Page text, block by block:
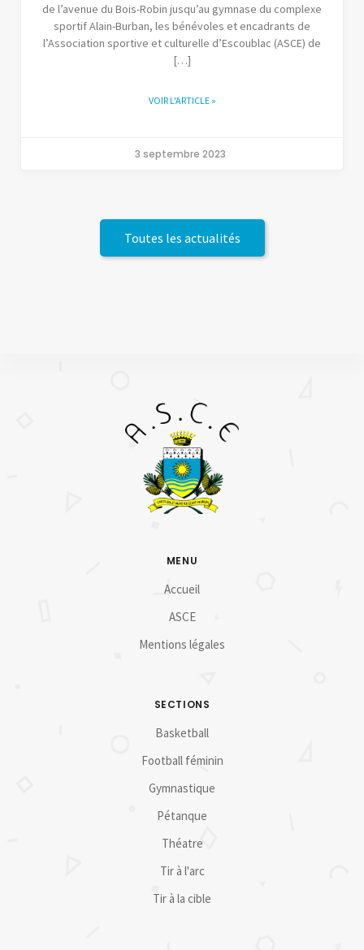
de l’avenue du Bois-Robin jusqu’au gymnase du complexe
sportif Alain-Burban, les bénévoles et encadrants de
l’Association sportive et culturelle d’Escoublac (ASCE) de
[…]
VOIR L'ARTICLE »
3 septembre 2023
Toutes les actualités
MENU
Accueil
ASCE
Mentions légales
SECTIONS
Basketball
Football féminin
Gymnastique
Pétanque
Théatre
Tir à l'arc
Tir à la cible